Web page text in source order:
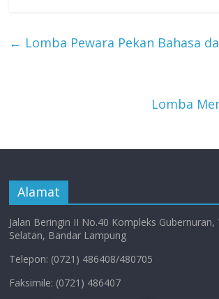
← Lomba Pewara Pekan Bahasa
Lomba
Alamat
Jalan Beringin II No.40 Kompleks
Selatan, Bandar Lampung
Telepon: (0721) 486408/480705
Faksimile: (0721) 486407